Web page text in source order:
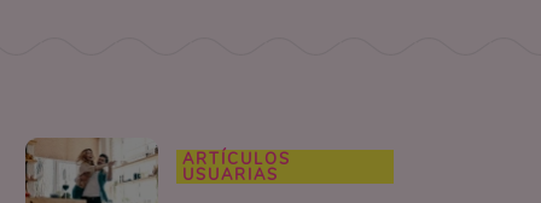
ARTÍCULOS
USUARIAS